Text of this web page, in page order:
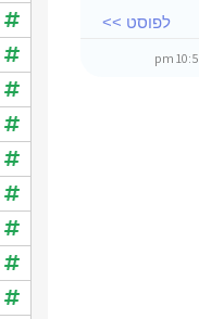
לפוסט >>